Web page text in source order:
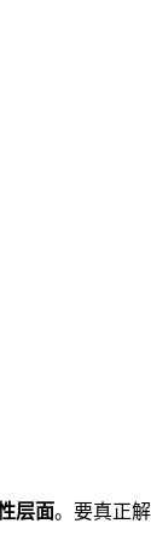
层面。要真正